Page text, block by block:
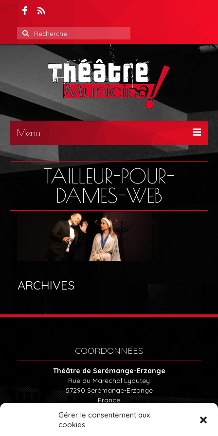
Gérer le consentement aux
cookies
Rechercher
:
Menu
ACCUEIL
ACTUALITÉS
LE THÉÂTRE
ABONNEMENTS
LOCATION DU THÉÂTRE
TAILLEUR-POUR-
DAMES-WEB
ARCHIVES
COORDONNÉES
Théâtre de Serémange-Erzange
Rue du Maréchal Lyautey
57290 Serémange-Erzange
France